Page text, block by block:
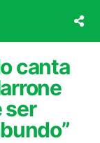
canta
ser